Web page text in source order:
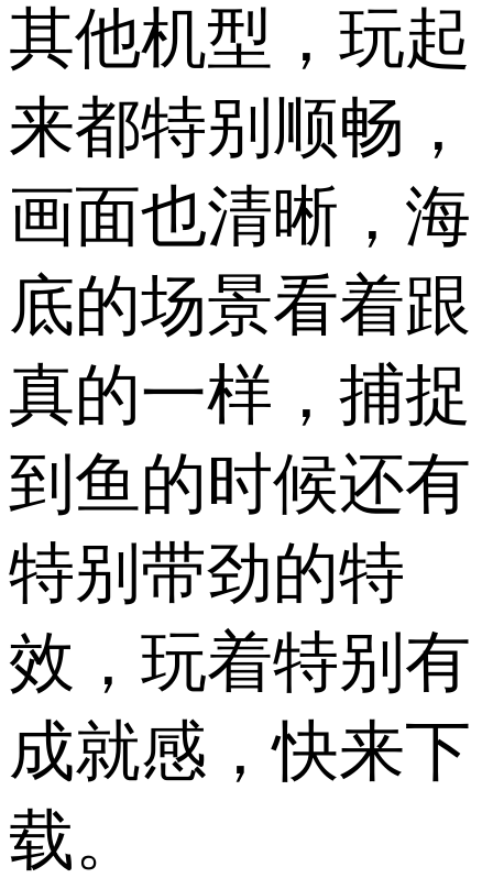
其他机型，玩起
来都特别顺畅，
画面也清晰，海
底的场景看着跟
真的一样，捕捉
到鱼的时候还有
特别带劲的特
效，玩着特别有
成就感，快来下
载。